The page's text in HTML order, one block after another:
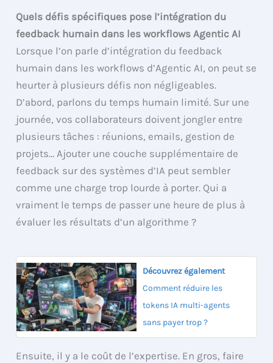
Quels défis spécifiques pose l’intégration du
feedback humain dans les workflows Agentic AI
Lorsque l’on parle d’intégration du feedback
humain dans les workflows d’Agentic AI, on peut se
heurter à plusieurs défis non négligeables.
D’abord, parlons du temps humain limité. Sur une
journée, vos collaborateurs doivent jongler entre
plusieurs tâches : réunions, emails, gestion de
projets… Ajouter une couche supplémentaire de
feedback sur des systèmes d’IA peut sembler
comme une charge trop lourde à porter. Qui a
vraiment le temps de passer une heure de plus à
évaluer les résultats d’un algorithme ?
Découvrez également
Comment réduire les
tokens IA multi-agents
sans payer trop ?
Ensuite, il y a le coût de l’expertise. En gros, faire